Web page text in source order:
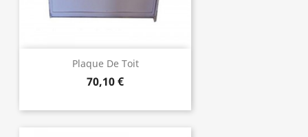
Plaque De Toit
70,10 €